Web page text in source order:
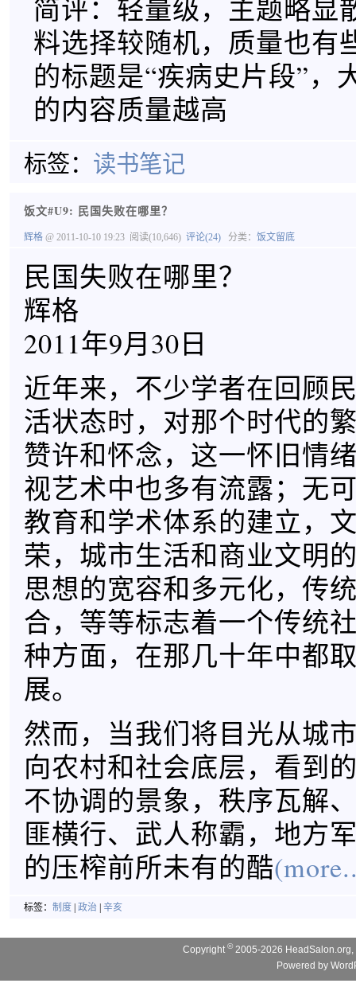
简评：轻量级，主题略显
料选择较随机，质量也有
的标题是“疾病史片段”，
的内容质量越高
标签： 读书笔记
饭文#U9: 民国失败在哪里？
辉格 @ 2011-10-10 19:23 阅读(10,646) 评论(24) 分类： 饭文留底
民国失败在哪里？
辉格
2011年9月30日
近年来，不少学者在回顾
活状态时，对那个时代的
赞许和怀念，这一怀旧情
视艺术中也多有流露；无
教育和学术体系的建立，
荣，城市生活和商业文明
思想的宽容和多元化，传
合，等等标志着一个传统
种方面，在那几十年中都
展。
然而，当我们将目光从城
向农村和社会底层，看到
不协调的景象，秩序瓦解
匪横行、武人称霸，地方
的压榨前所未有的酷
标签： 制度 政治 辛亥
Copyright© 2005-2026
Powered by